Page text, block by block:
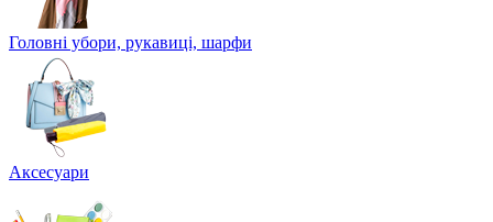
Головні убори, рукавиці, шарфи
Аксесуари